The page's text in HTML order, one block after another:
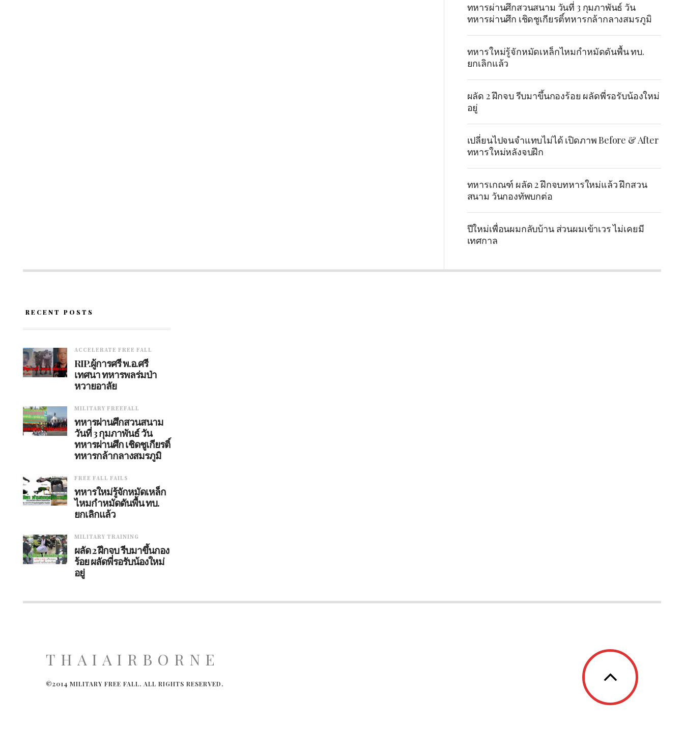
ทหารผ่านศึกสวนสนาม วันที่ 3 กุมภาพันธ์ วัน
ทหารผ่านศึก เชิดชูเกียรติ์ทหารกล้ากลางสมรภูมิ
ทหารใหม่รู้จักหมัดเหล็กไหมกำหมัดดันพื้น ทบ.
ยกเลิกแล้ว
ผลัด 2 ฝึกจบ รีบมาขึ้นกองร้อย ผลัดพี่รอรับน้องใหม่
อยู่
เปลี่ยนไปจนจำแทบไม่ได้ เปิดภาพ Before & After
ทหารใหม่หลังจบฝึก
ทหารเกณฑ์ ผลัด 2 ฝึกจบทหารใหม่แล้ว ฝึกสวน
สนาม วันกองทัพบกต่อ
ปีใหม่เพื่อนผมกลับบ้าน ส่วนผมเข้าเวร ไม่เคยมี
เทศกาล
RECENT POSTS
ACCELERATE FREE FALL
RIP.ผู้การศรี พ.อ.ศรี
เทศนา ทหารพลร่มป่า
หวายอาลัย
MILITARY FREEFALL
ทหารผ่านศึกสวนสนาม
วันที่ 3 กุมภาพันธ์ วัน
ทหารผ่านศึก เชิดชูเกียรติ์
ทหารกล้ากลางสมรภูมิ
FREE FALL FAILS
ทหารใหม่รู้จักหมัดเหล็ก
ไหมกำหมัดดันพื้น ทบ.
ยกเลิกแล้ว
MILITARY TRAINING
ผลัด 2 ฝึกจบ รีบมาขึ้นกอง
ร้อย ผลัดพี่รอรับน้องใหม่
อยู่
THAIAIRBORNE
©2014 MILITARY FREE FALL. ALL RIGHTS RESERVED.